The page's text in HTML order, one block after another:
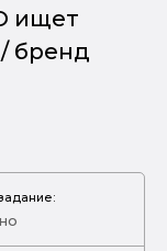
ищет
бренд